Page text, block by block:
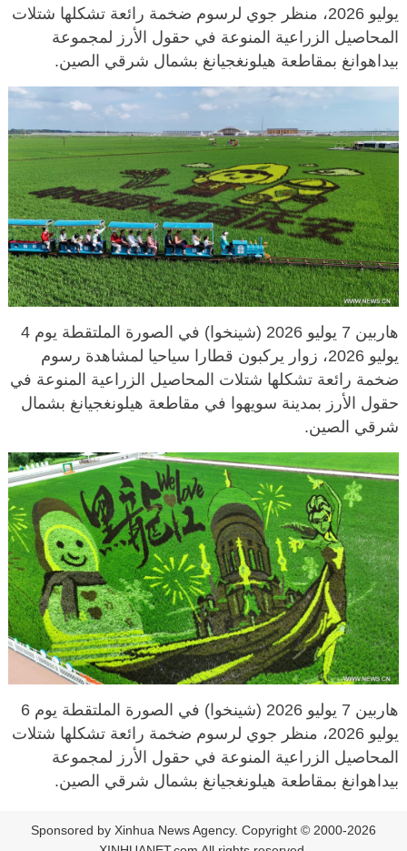
يوليو 2026، منظر جوي لرسوم ضخمة رائعة تشكلها شتلات
المحاصيل الزراعية المنوعة في حقول الأرز لمجموعة
بيداهوانغ بمقاطعة هيلونغجيانغ بشمال شرقي الصين.
هاربين 7 يوليو 2026 (شينخوا) في الصورة الملتقطة يوم 4
يوليو 2026، زوار يركبون قطارا سياحيا لمشاهدة رسوم
ضخمة رائعة تشكلها شتلات المحاصيل الزراعية المنوعة في
حقول الأرز بمدينة سويهوا في مقاطعة هيلونغجيانغ بشمال
شرقي الصين.
هاربين 7 يوليو 2026 (شينخوا) في الصورة الملتقطة يوم 6
يوليو 2026، منظر جوي لرسوم ضخمة رائعة تشكلها شتلات
المحاصيل الزراعية المنوعة في حقول الأرز لمجموعة
بيداهوانغ بمقاطعة هيلونغجيانغ بشمال شرقي الصين.
Sponsored by Xinhua News Agency. Copyright © 2000-2026